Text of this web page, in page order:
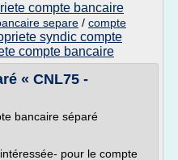
compte bancaire
separe / compte
syndic compte
compte bancaire
« CNL75 -
bancaire séparé
pour le compte